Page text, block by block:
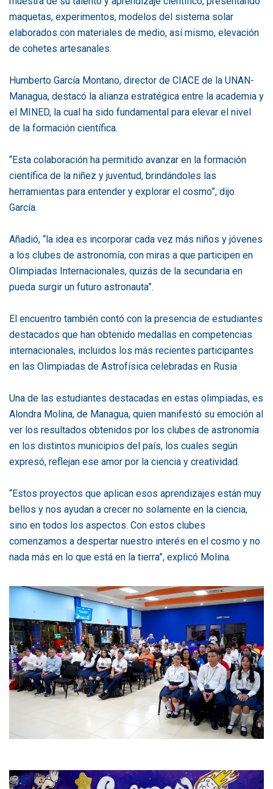
maquetas, experimentos, modelos del sistema solar
elaborados con materiales de medio, así mismo, elevación
de cohetes artesanales.
Humberto García Montano, director de CIACE de la UNAN-
Managua, destacó la alianza estratégica entre la academia y
el MINED, la cual ha sido fundamental para elevar el nivel
de la formación científica.
“Esta colaboración ha permitido avanzar en la formación
científica de la niñez y juventud, brindándoles las
herramientas para entender y explorar el cosmo”, dijo
García.
Añadió, “la idea es incorporar cada vez más niños y jóvenes
a los clubes de astronomía, con miras a que participen en
Olimpiadas Internacionales, quizás de la secundaria en
pueda surgir un futuro astronauta”.
El encuentro también contó con la presencia de estudiantes
destacados que han obtenido medallas en competencias
internacionales, incluidos los más recientes participantes
en las Olimpiadas de Astrofísica celebradas en Rusia
Una de las estudiantes destacadas en estas olimpiadas, es
Alondra Molina, de Managua, quien manifestó su emoción al
ver los resultados obtenidos por los clubes de astronomía
en los distintos municipios del país, los cuales según
expresó, reflejan ese amor por la ciencia y creatividad.
“Estos proyectos que aplican esos aprendizajes están muy
bellos y nos ayudan a crecer no solamente en la ciencia,
sino en todos los aspectos. Con estos clubes
comenzamos a despertar nuestro interés en el cosmo y no
nada más en lo que está en la tierra”, explicó Molina.